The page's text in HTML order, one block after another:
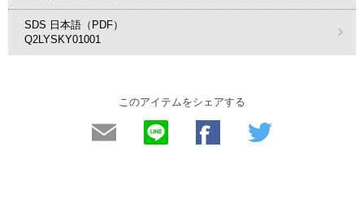
SDS 日本語（PDF）
Q2LYSKY01001
このアイテムをシェアする